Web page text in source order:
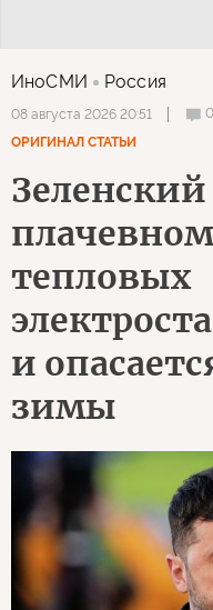
ИноСМИ Россия
08 августа 2026 20:51 0
ОРИГИНАЛ СТАТЬИ
Зеленский
тепловых
и
зимы